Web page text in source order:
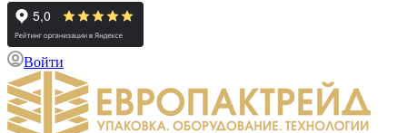
Войти